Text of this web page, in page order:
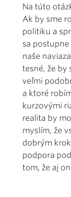
Na túto
Ak by sme
politiku a
sa
naše
tesné, že by
veľmi
a ktoré
kurzovými
realita by
myslím, že
dobrým
podpora
tom, že aj